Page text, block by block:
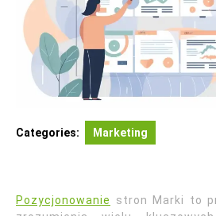
Categories: Marketing
Pozycjonowanie
stron Marki to